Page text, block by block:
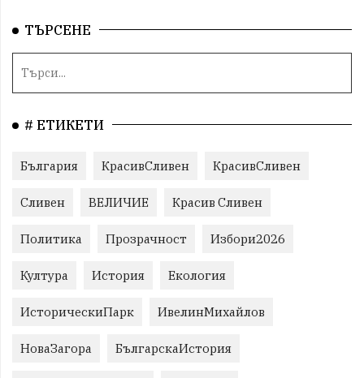
ТЪРСЕНЕ
# ЕТИКЕТИ
България КрасивСливен КрасивСливен
Сливен ВЕЛИЧИЕ Красив Сливен
Политика Прозрачност Избори2026
Култура История Екология
ИсторическиПарк ИвелинМихайлов
НоваЗагора БългарскаИстория